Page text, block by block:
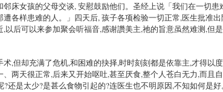
床女孩的父母交谈, 安慰鼓励他们。圣经上说「我们在一切患
各样患难的人。」四天后, 孩子各项检验一切正常,医生批准
以后可以来参加聚会听福音,感谢讚美主,祂的旨意虽然难测,但
,但却充满了危机,和困难的抉择,时时刻刻都是依靠主,才得以度
两天很正常,后来又开始呕吐,甚至厌食,整个人苍白无力,而且
还是太少?是甚么食物引起的?连医生也不明原因,不知如何是好。